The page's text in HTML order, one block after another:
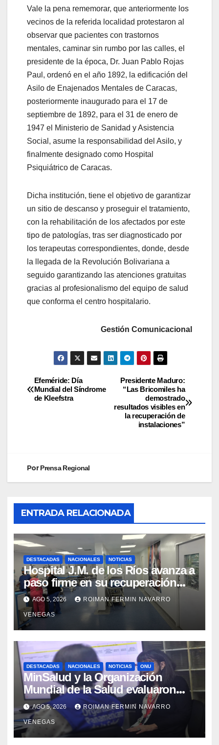
Vale la pena rememorar, que anteriormente los
vecinos de la referida localidad protestaron al
observar que pacientes con trastornos
mentales, caminar sin rumbo por las calles, el
presidente de la época, Dr. Juan Pablo Rojas
Paul, ordenó en el año 1892, la edificación del
Asilo de Enajenados Mentales de Caracas,
posteriormente inaugurado para el 17 de
septiembre de 1892, para el 31 de enero de
1947 el Ministerio de Sanidad y Asistencia
Social, asume la responsabilidad del Asilo, y
finalmente designado como Hospital
Psiquiátrico de Caracas.
Dicha institución, tiene el objetivo de garantizar
un sitio de descanso y proseguir el tratamiento,
con la rehabilitación de los afectados por este
tipo de patologías, tras ser diagnosticado por
los terapeutas correspondientes, donde, desde
la llegada de la Revolución Bolivariana a
seguido garantizando las atenciones gratuitas
gracias al profesionalismo del equipo de salud
que conforma el centro hospitalario.
Gestión Comunicacional
Presidente Maduro:
“Las Bricomiles ha
demostrado
resultados visibles en
la recuperación de
instalaciones”
Efeméride: Día
Mundial del Síndrome
de Kleefstra
PorPrensa Regional
ENTRADA RELACIONADA
DESTACADAS NACIONALES NOTICIAS
Hospital J.M. de los Ríos avanza a
paso firme en su recuperación
tras los recientes eventos
sísmicos
AGO 5, 2026 ROIMAN FERMIN NAVARRO
VENEGAS
DESTACADAS NACIONALES NOTICIAS ONU
MinSalud y la Organización
Mundial de la Salud evaluaron
propuesta técnica integral en
materia de agua saneamiento e
higiene ante contingencia sísmica
AGO 5, 2026 ROIMAN FERMIN NAVARRO
VENEGAS